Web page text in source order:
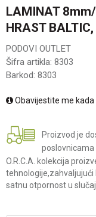
LAMINAT
HRAST
PODOVI OUTLET
Šifra artikla: 8303
Barkod: 8303
Obavijestite me
Proizvod je
poslovnicama
O.R.C.A. kolekcija
satnu otpornost u